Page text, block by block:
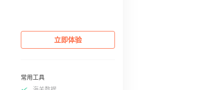
立即体验
常用工具